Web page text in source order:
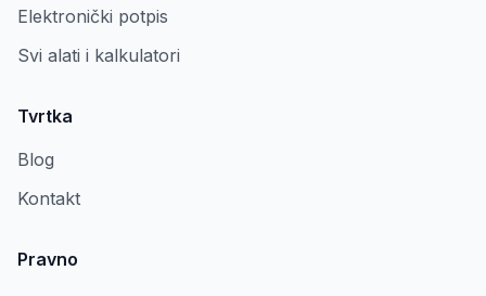
Elektronički potpis
Svi alati i kalkulatori
Tvrtka
Blog
Kontakt
Pravno